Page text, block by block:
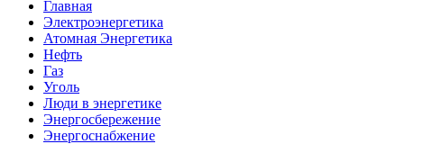
Главная
Электроэнергетика
Атомная Энергетика
Нефть
Газ
Уголь
Люди в энергетике
Энергосбережение
Энергоснабжение